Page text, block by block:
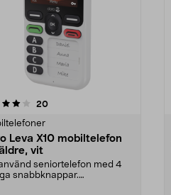
20recensioner
Leva X10 mobiltelefon
vit
seniortelefon med 4
snabbknappar.
0.0 av 5 stjärnor